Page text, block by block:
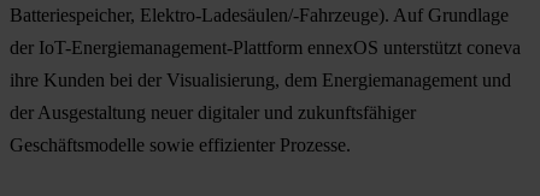
Batteriespeicher, Elektro-Ladesäulen/-Fahrzeuge). Auf Grundlage
der IoT-Energiemanagement-Plattform ennexOS unterstützt coneva
ihre Kunden bei der Visualisierung, dem Energiemanagement und
der Ausgestaltung neuer digitaler und zukunftsfähiger
Geschäftsmodelle sowie effizienter Prozesse.